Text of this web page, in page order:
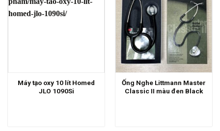
Máy tạo oxy 10 lít Homed
JLO 1090Si
Ống Nghe Littmann Master
Classic II màu đen Black